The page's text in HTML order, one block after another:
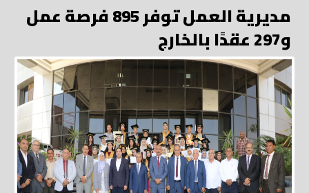
مديرية العمل توفر 895 فرصة عمل
و297 عقدًا بالخارج